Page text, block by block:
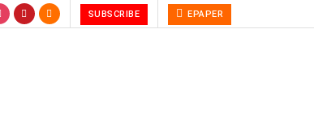
SUBSCRIBE EPAPER